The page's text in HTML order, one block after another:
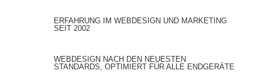
ERFAHRUNG IM WEBDESIGN UND MARKETING
SEIT 2002
WEBDESIGN NACH DEN NEUESTEN
STANDARDS, OPTIMIERT FÜR ALLE ENDGERÄTE